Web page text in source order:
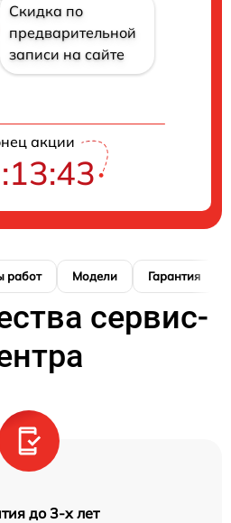
Скидка по
предварительной
записи на сайте
акции
работ Модели Гарантия
сервис-
до 3-х лет